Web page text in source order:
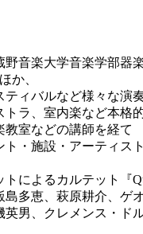
音楽大学音楽学部器
か、
ィバルなど様々な演
ラ、室内楽など本格
室などの講師を経て
・施設・アーティス
によるカルテット『
多恵、萩原耕介、ゲ
男、クレメンス・ド